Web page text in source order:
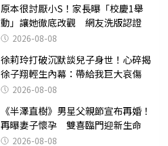
原本很討厭小S！家長曝「校慶1舉
動」讓她徹底改觀 網友洗版認證
2026-08-08
徐莉玲打破沉默談兒子身世！心碎揭
徐子翔輕生內幕：帶給我巨大哀傷
2026-08-08
《半澤直樹》男星父親節宣布再婚！
再曝妻子懷孕 雙喜臨門迎新生命
2026-08-08